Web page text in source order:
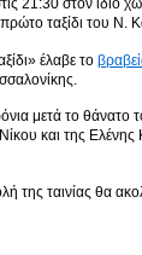
21:30 στον ίδιο
ταξίδι του Ν.
έλαβε το
μετά το
και της
της ταινίας θα